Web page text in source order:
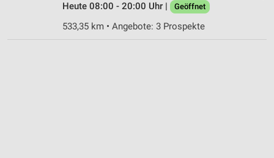
Heute 08:00 - 20:00 Uhr |
Geöffnet
533,35 km • Angebote: 3 Prospekte